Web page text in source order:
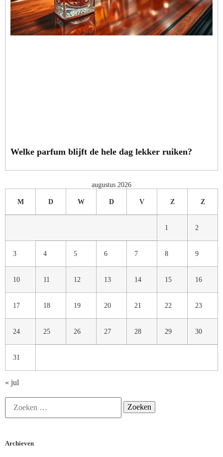
Welke parfum blijft de hele dag lekker ruiken?
augustus 2026
M D W D V Z Z
1 2
3 4 5 6 7 8 9
10 11 12 13 14 15 16
17 18 19 20 21 22 23
24 25 26 27 28 29 30
31
« jul
Archieven